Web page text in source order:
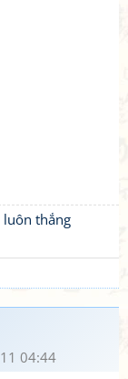
luôn thắng
04:44